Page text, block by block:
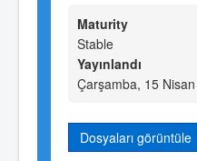
Maturity
Stable
Yayınlandı
Çarşamba, 15
Dosyaları görüntüle